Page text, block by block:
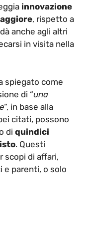
innovazione
, rispetto a
anche agli altri
in visita nella
spiegato come
di “una
“, in base alla
citati, possono
di quindici
. Questi
scopi di affari,
e parenti, o solo